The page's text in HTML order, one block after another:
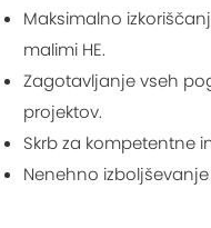
Maksimalno
malimi HE.
Zagotavljanje vseh
projektov.
Skrb za kompetentne
Nenehno